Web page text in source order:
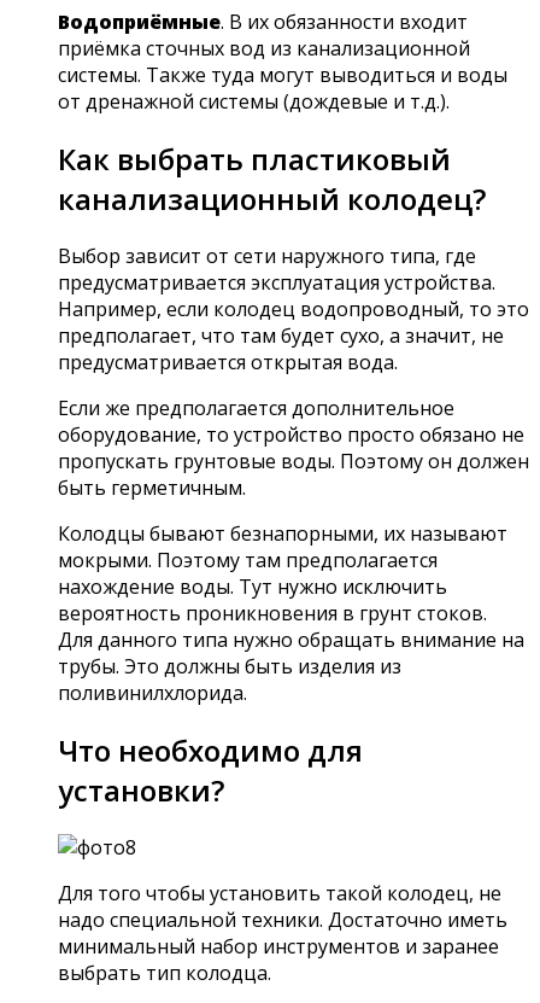
Водоприёмные. В их обязанности входит
приёмка сточных вод из канализационной
системы. Также туда могут выводиться и воды
от дренажной системы (дождевые и т.д.).
Как выбрать пластиковый
канализационный колодец?
Выбор зависит от сети наружного типа, где
предусматривается эксплуатация устройства.
Например, если колодец водопроводный, то это
предполагает, что там будет сухо, а значит, не
предусматривается открытая вода.
Если же предполагается дополнительное
оборудование, то устройство просто обязано не
пропускать грунтовые воды. Поэтому он должен
быть герметичным.
Колодцы бывают безнапорными, их называют
мокрыми. Поэтому там предполагается
нахождение воды. Тут нужно исключить
вероятность проникновения в грунт стоков.
Для данного типа нужно обращать внимание на
трубы. Это должны быть изделия из
поливинилхлорида.
Что необходимо для
установки?
Для того чтобы установить такой колодец, не
надо специальной техники. Достаточно иметь
минимальный набор инструментов и заранее
выбрать тип колодца.